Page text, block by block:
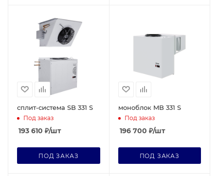
сплит-система SB 331 S
Под заказ
193 610 ₽/шт
ПОД ЗАКАЗ
моноблок MB 331 S
Под заказ
196 700 ₽/шт
ПОД ЗАКАЗ